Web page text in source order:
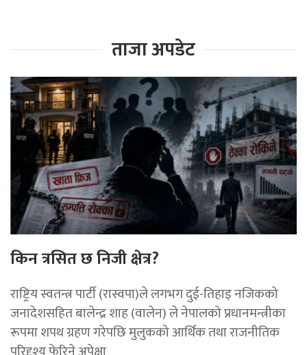
ताजा अपडेट
किन त्रसित छ निजी क्षेत्र?
राष्ट्रिय स्वतन्त्र पार्टी (रास्वपा)ले लगभग दुई-तिहाइ नजिकको
जनादेशसहित बालेन्द्र शाह (वालेन) ले नेपालको प्रधानमन्त्रीका
रूपमा शपथ ग्रहण गरेपछि मुलुकको आर्थिक तथा राजनीतिक